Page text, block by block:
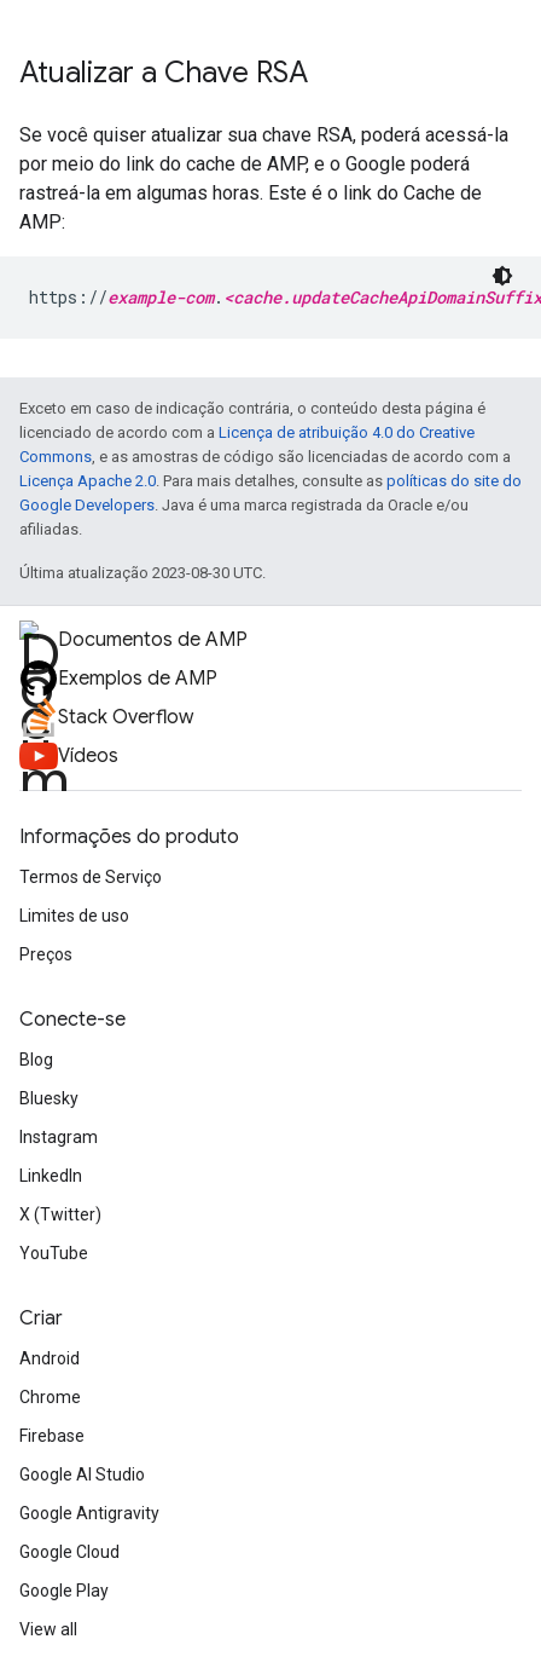
Atualizar a Chave RSA
Se você quiser atualizar sua chave RSA, poderá acessá-la
por meio do link do cache de AMP, e o Google poderá
rastreá-la em algumas horas. Este é o link do Cache de
AMP:
https://example-com.
Exceto em caso de indicação contrária, o conteúdo desta página é
licenciado de acordo com a Licença de atribuição 4.0 do Creative
Commons, e as amostras de código são licenciadas de acordo com a
Licença Apache 2.0. Para mais detalhes, consulte as políticas do site do
Google Developers. Java é uma marca registrada da Oracle e/ou
afiliadas.
Última atualização 2023-08-30 UTC.
Documentos de AMP
Exemplos de AMP
Stack Overflow
Vídeos
Informações do produto
Termos de Serviço
Limites de uso
Preços
Conecte-se
Blog
Bluesky
Instagram
LinkedIn
X (Twitter)
YouTube
Criar
Android
Chrome
Firebase
Google AI Studio
Google Antigravity
Google Cloud
Google Play
View all